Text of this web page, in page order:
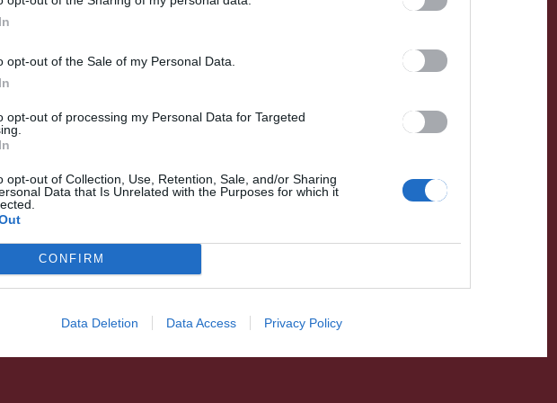
opt-out of the Sale of my Personal Data.
opt-out of processing my Personal Data for Targeted
opt-out of Collection, Use, Retention, Sale, and/or Sharing
Data that Is Unrelated with the Purposes for which it
CONFIRM
Data Deletion Data Access Privacy Policy
kórháznál